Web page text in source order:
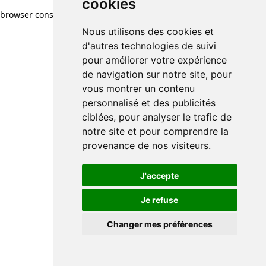
cookies
Nous utilisons des cookies et
d'autres technologies de suivi
pour améliorer votre expérience
de navigation sur notre site, pour
vous montrer un contenu
personnalisé et des publicités
ciblées, pour analyser le trafic de
notre site et pour comprendre la
provenance de nos visiteurs.
J'accepte
Je refuse
Changer mes préférences
browser console for more information)